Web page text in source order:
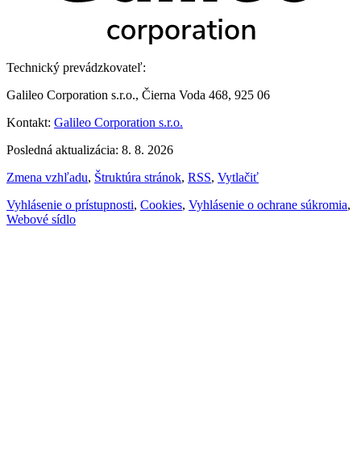
Technický prevádzkovateľ:
Galileo Corporation s.r.o., Čierna Voda 468, 925 06
Kontakt: Galileo Corporation s.r.o.
Posledná aktualizácia: 8. 8. 2026
Zmena vzhľadu, Štruktúra stránok, RSS, Vytlačiť
Vyhlásenie o prístupnosti, Cookies, Vyhlásenie o ochrane súkromia,
Webové sídlo